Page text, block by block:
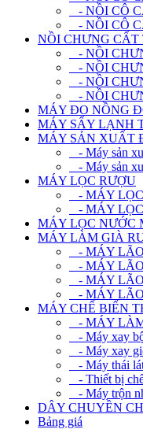
- NỒI CÔ
- NỒI CÔ
NỒI CHƯNG
- NỒI
- NỒI
- NỒI
- NỒI
MÁY ĐO NỒNG
MÁY SẤY LẠNH
MÁY SẢN XUẤT
- Máy sản
- Máy sản
MÁY LỌC RƯỢU
- MÁY
- MÁY
MÁY LỌC NƯỚC
MÁY LÀM GIÀ
- MÁY
- MÁY
- MÁY
- MÁY
MÁY CHẾ BIẾN
- MÁY
- Máy xay
- Máy xay
- Máy thái
- Thiết bị
- Máy trộn
DÂY CHUYỀN
Bảng giá